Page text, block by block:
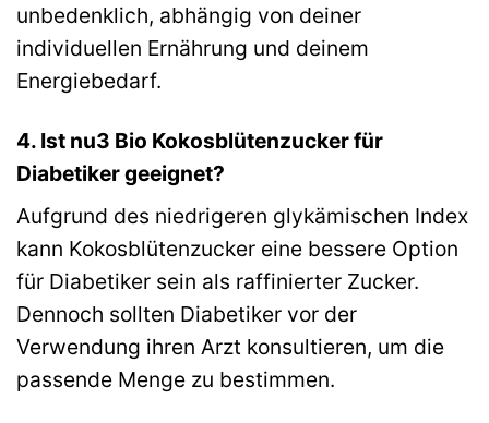
unbedenklich, abhängig von deiner
individuellen Ernährung und deinem
Energiebedarf.
4. Ist nu3 Bio Kokosblütenzucker für
Diabetiker geeignet?
Aufgrund des niedrigeren glykämischen Index
kann Kokosblütenzucker eine bessere Option
für Diabetiker sein als raffinierter Zucker.
Dennoch sollten Diabetiker vor der
Verwendung ihren Arzt konsultieren, um die
passende Menge zu bestimmen.